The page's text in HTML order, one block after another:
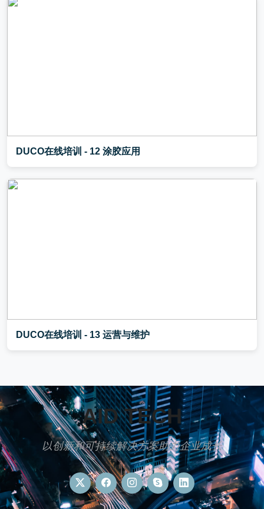
DUCO在线培训 - 12 涂胶应用
DUCO在线培训 - 13 运营与维护
AID TECH
以创新和可持续解决方案助力企业成长